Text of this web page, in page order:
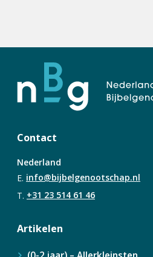
Contact
Nederland
E. info@bijbelgenootschap.nl
T. +31 23 514 61 46
Artikelen